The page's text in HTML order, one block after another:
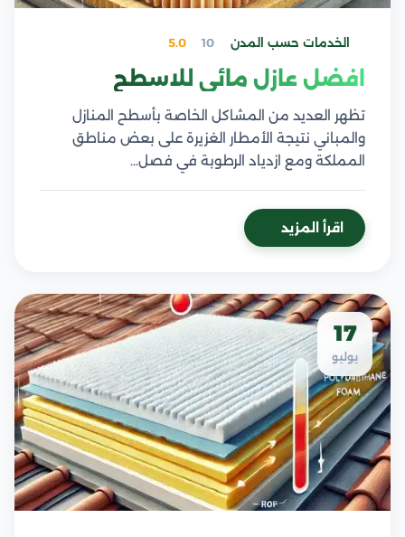
الخدمات حسب المدن 10
5.0
افضل عازل مائي للاسطح
تظهر العديد من المشاكل الخاصة بأسطح المنازل
والمباني نتيجة الأمطار الغزيرة على بعض مناطق
المملكة ومع ازدياد الرطوبة في فصل…
اقرأ المزيد
17
يوليو